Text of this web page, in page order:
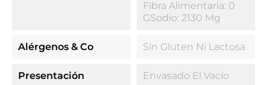
Fibra Alimentaria: 0
GSodio: 2130 Mg
Alérgenos & Co Sin Gluten Ni Lactosa
Presentación Envasado El Vacío